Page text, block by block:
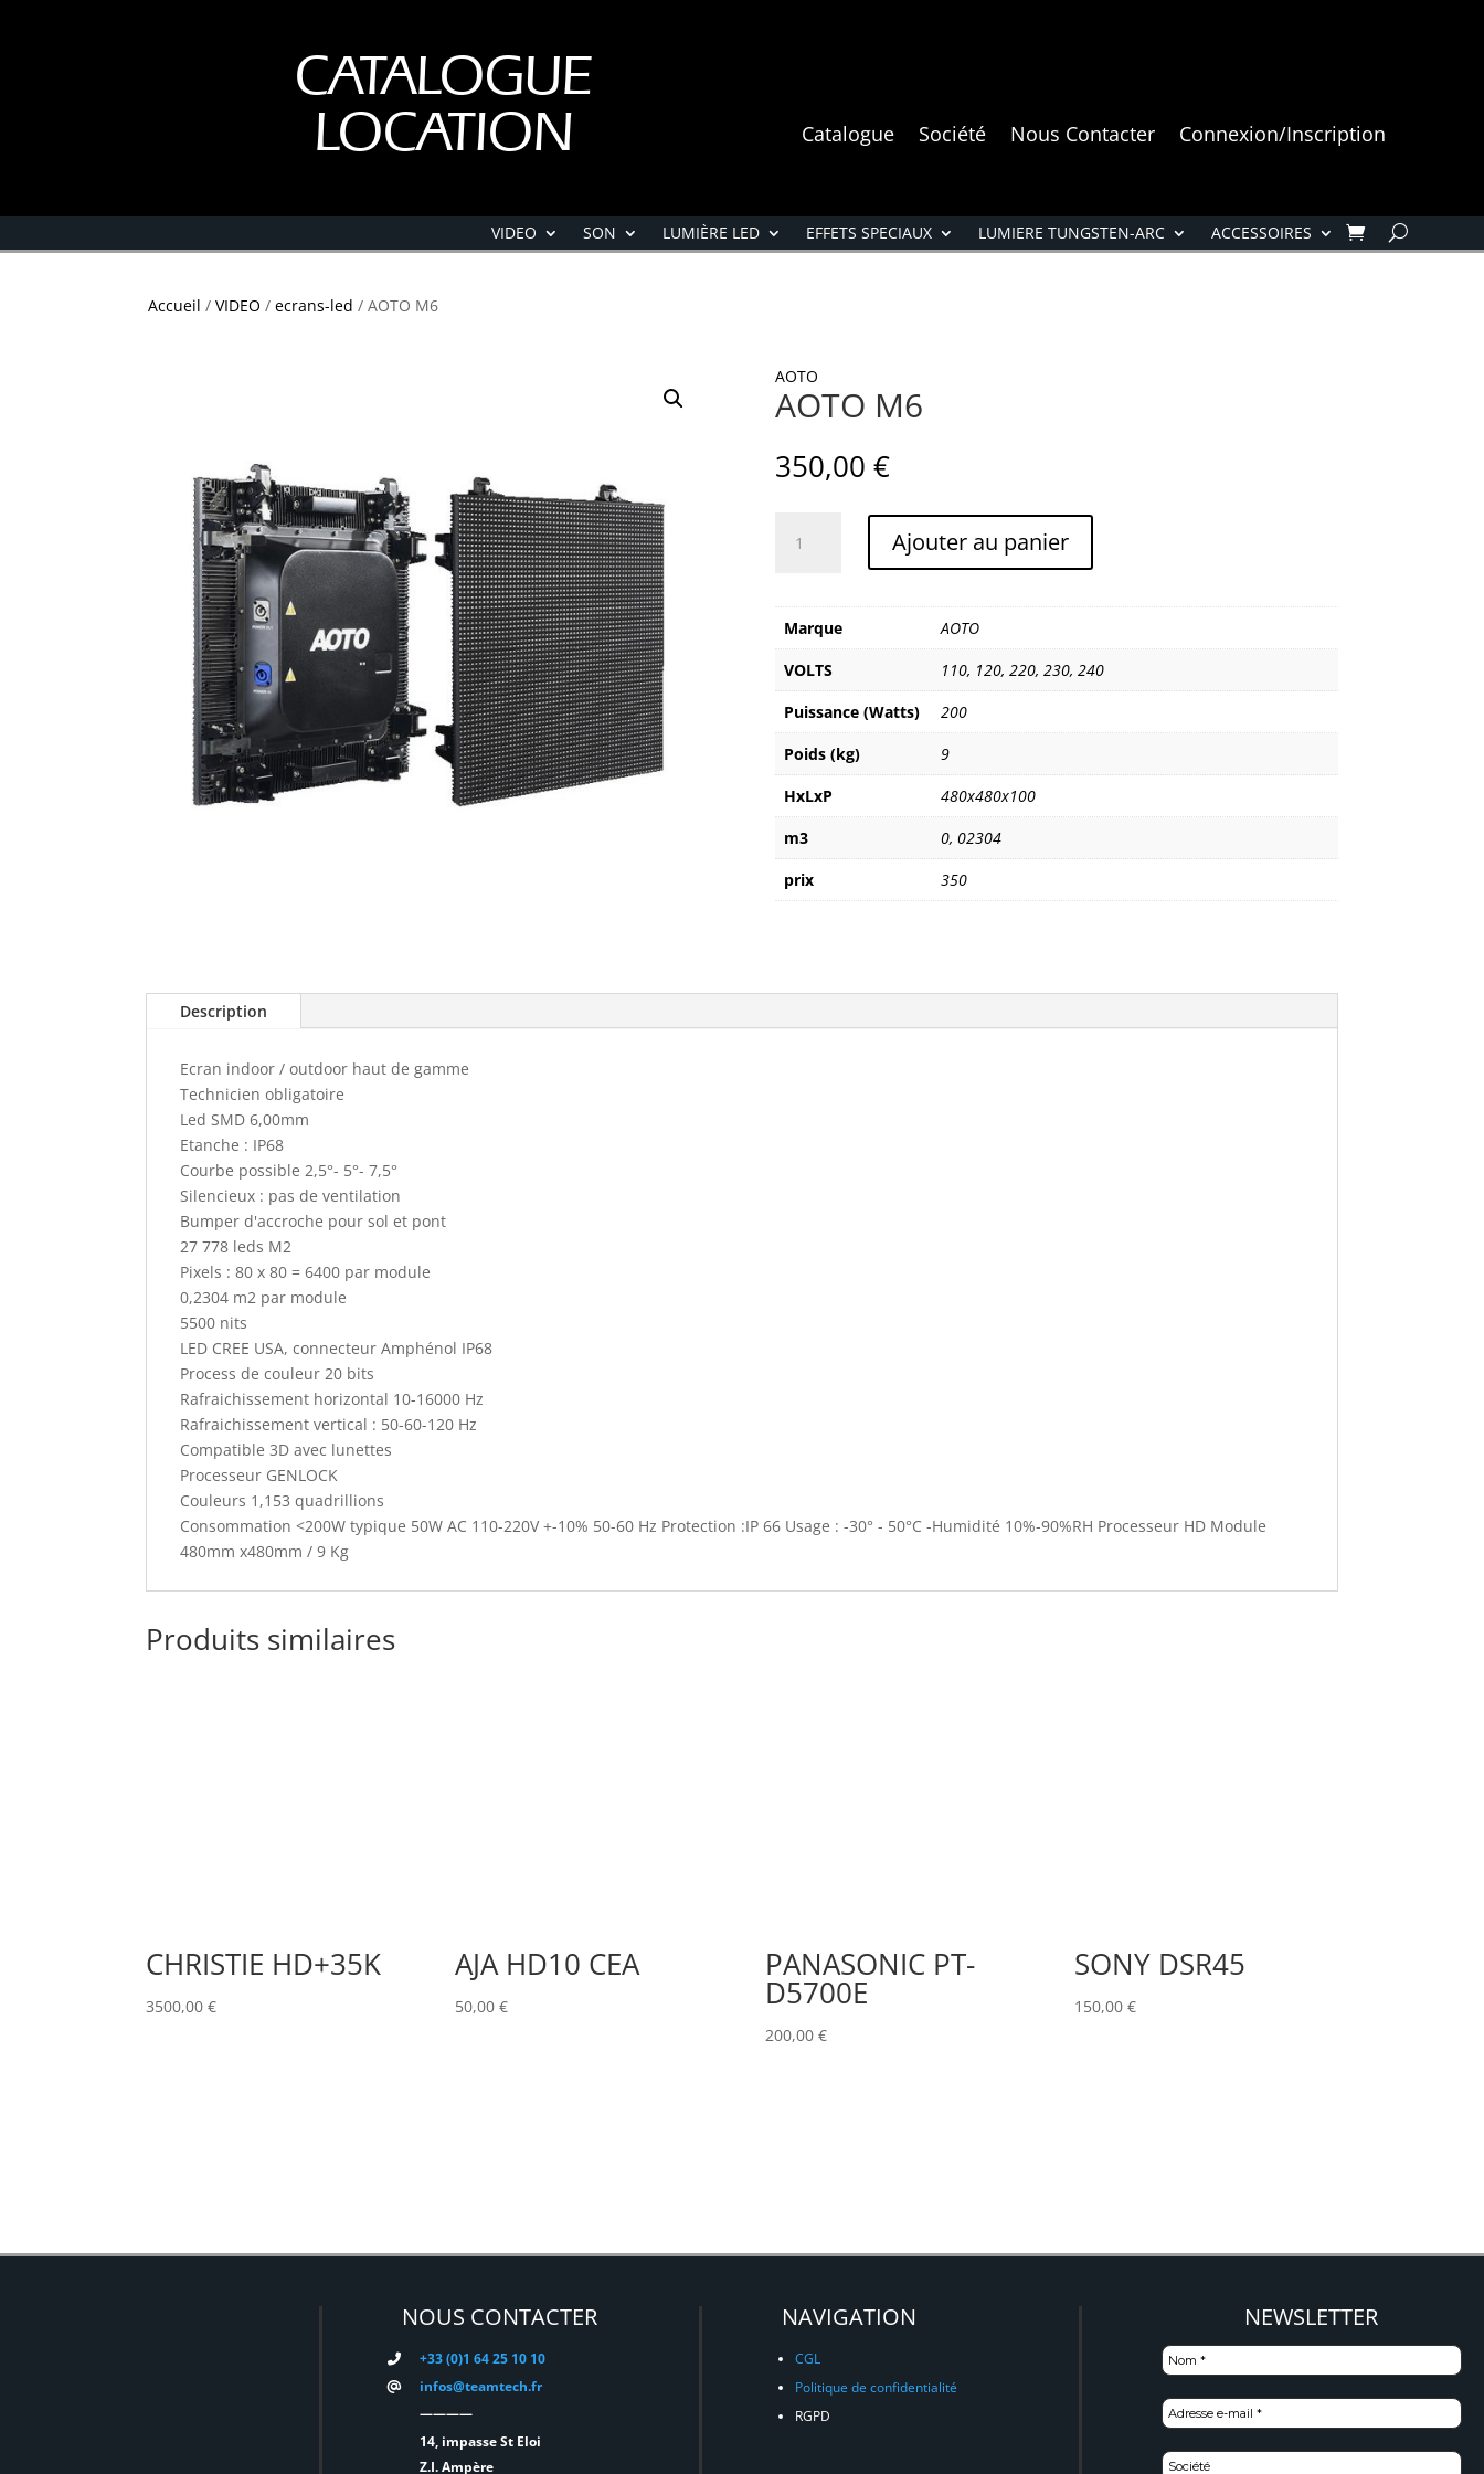
CATALOGUE
LOCATION
Catalogue Société Nous Contacter Connexion/Inscription
VIDEO SON LUMIÈRE LED EFFETS SPECIAUX LUMIERE TUNGSTEN-ARC ACCESSOIRES
Accueil /VIDEO /ecrans-led / AOTO M6
AOTO
AOTO M6
350,00 €
Ajouter au panier
Marque
AOTO
VOLTS
110, 120, 220, 230, 240
Puissance (Watts)
200
Poids (kg)
9
HxLxP
480x480x100
m3
0, 02304
prix
350
Description
Ecran indoor / outdoor haut de gamme
Technicien obligatoire
Led SMD 6,00mm
Etanche : IP68
Courbe possible 2,5°- 5°- 7,5°
Silencieux : pas de ventilation
Bumper d'accroche pour sol et pont
27 778 leds M2
Pixels : 80 x 80 = 6400 par module
0,2304 m2 par module
5500 nits
LED CREE USA, connecteur Amphénol IP68
Process de couleur 20 bits
Rafraichissement horizontal 10-16000 Hz
Rafraichissement vertical : 50-60-120 Hz
Compatible 3D avec lunettes
Processeur GENLOCK
Couleurs 1,153 quadrillions
Consommation <200W typique 50W AC 110-220V +-10% 50-60 Hz Protection :IP 66 Usage : -30° - 50°C -Humidité 10%-90%RH Processeur HD Module
480mm x480mm / 9 Kg
Produits similaires
CHRISTIE HD+35K
3500,00 €
AJA HD10 CEA
50,00€
PANASONIC PT-
D5700E
200,00 €
SONY DSR45
150,00 €
NOUS CONTACTER
+33 (0)1 64 25 10 10
infos@teamtech.fr
————
14, impasse St Eloi
Z.I. Ampère
NAVIGATION
CGL
Politique de confidentialité
RGPD
NEWSLETTER